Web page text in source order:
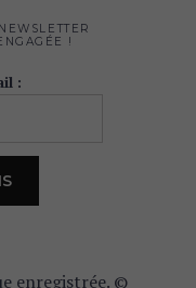
!
:
enregistrée. ©